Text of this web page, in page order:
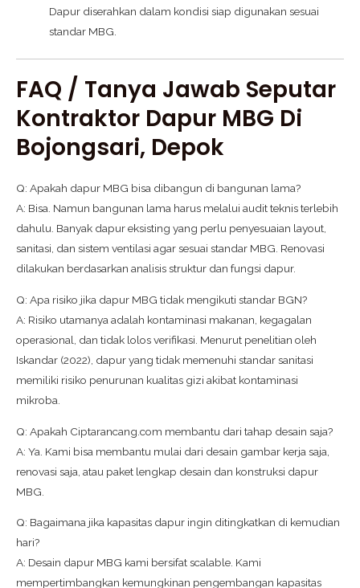
Dapur diserahkan dalam kondisi siap digunakan sesuai
standar MBG.
FAQ / Tanya Jawab Seputar
Kontraktor Dapur MBG Di
Bojongsari, Depok
Q: Apakah dapur MBG bisa dibangun di bangunan lama?
A: Bisa. Namun bangunan lama harus melalui audit teknis terlebih
dahulu. Banyak dapur eksisting yang perlu penyesuaian layout,
sanitasi, dan sistem ventilasi agar sesuai standar MBG. Renovasi
dilakukan berdasarkan analisis struktur dan fungsi dapur.
Q: Apa risiko jika dapur MBG tidak mengikuti standar BGN?
A: Risiko utamanya adalah kontaminasi makanan, kegagalan
operasional, dan tidak lolos verifikasi. Menurut penelitian oleh
Iskandar (2022), dapur yang tidak memenuhi standar sanitasi
memiliki risiko penurunan kualitas gizi akibat kontaminasi
mikroba.
Q: Apakah Ciptarancang.com membantu dari tahap desain saja?
A: Ya. Kami bisa membantu mulai dari desain gambar kerja saja,
renovasi saja, atau paket lengkap desain dan konstruksi dapur
MBG.
Q: Bagaimana jika kapasitas dapur ingin ditingkatkan di kemudian
hari?
A: Desain dapur MBG kami bersifat scalable. Kami
mempertimbangkan kemungkinan pengembangan kapasitas